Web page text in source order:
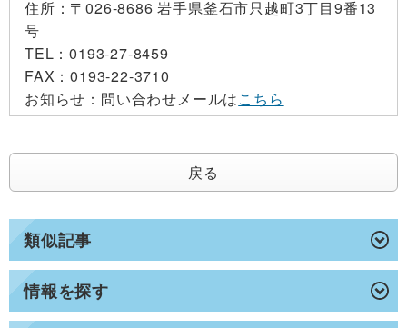
類似記事
情報を探す
住所： 〒026-8686 岩手県釜石市只越町3丁目9番13
号
TEL：0193-27-8459
FAX：0193-22-3710
お知らせ： 問い合わせメールはこちら
戻る